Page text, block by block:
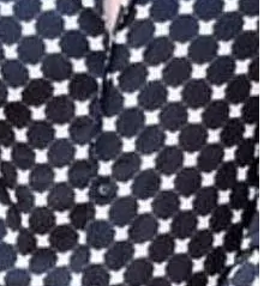
Contactos